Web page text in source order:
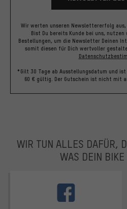
Wir werten unseren Newslettererfolg
Bist Du bereits Kunde bei uns,
Bestellungen, um die Newsletter Deinen
somit diesen für Dich wertvoller
*Gilt 30 Tage ab Ausstellungsdatum und
60 € gültig. Der Gutschein ist nicht mit
WIR TUN ALLES DAFÜR,
WAS DEIN